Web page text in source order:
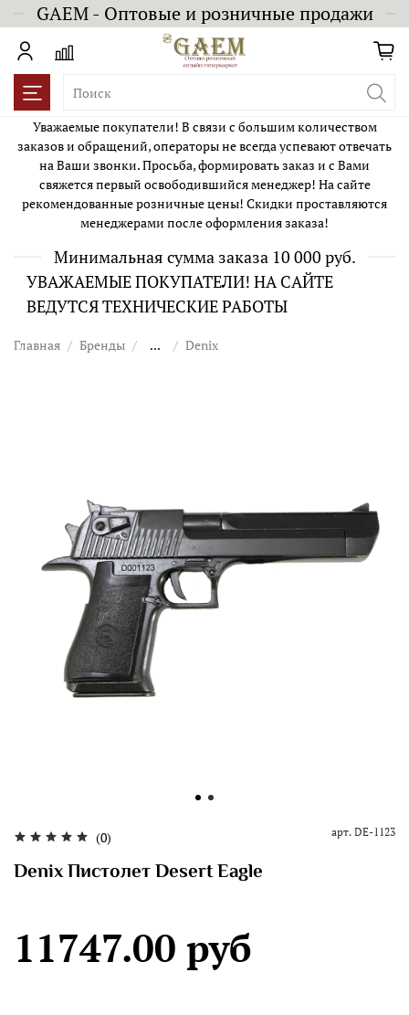
GAEM - Оптовые и розничные продажи
Уважаемые покупатели! В связи с большим количеством
заказов и обращений, операторы не всегда успевают отвечать
на Ваши звонки. Просьба, формировать заказ и с Вами
свяжется первый освободившийся менеджер! На сайте
рекомендованные розничные цены! Скидки проставляются
менеджерами после оформления заказа!
Минимальная сумма заказа 10 000 руб.
УВАЖАЕМЫЕ ПОКУПАТЕЛИ! НА САЙТЕ
ВЕДУТСЯ ТЕХНИЧЕСКИЕ РАБОТЫ
Главная Бренды ... Denix
(0) арт. DE-1123
Denix Пистолет Desert Eagle
11747.00 руб